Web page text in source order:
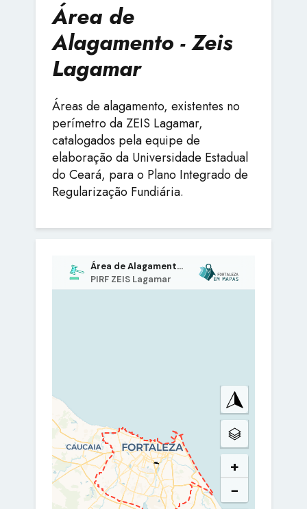
Área de
Alagamento - Zeis
Lagamar
Áreas de alagamento, existentes no
perímetro da ZEIS Lagamar,
catalogados pela equipe de
elaboração da Universidade Estadual
do Ceará, para o Plano Integrado de
Regularização Fundiária.